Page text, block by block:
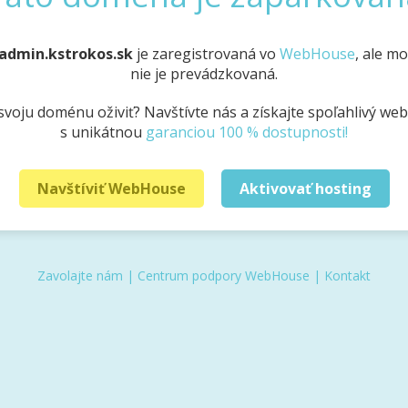
admin.kstrokos.skje zaregistrovaná vo WebHouse, ale
nie je prevádzkovaná.
doménu oživiť? Navštívte nás a získajte spoľahlivý
s unikátnou garanciou 100 % dostupnosti!
Navštíviť WebHouse Aktivovať hosting
Zavolajte nám | Centrum podpory WebHouse | Kontakt